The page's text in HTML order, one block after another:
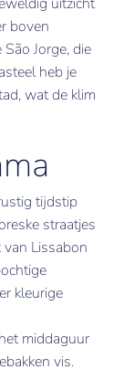
boven
Jorge, die
heb je
wat de klim
tijdstip
straatjes
Lissabon
kleurige
middaguur
vis.